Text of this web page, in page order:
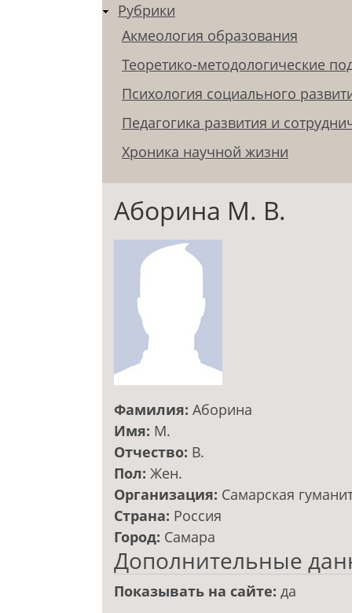
Рубрики
Акмеология образования
Теоретико-методологические
Психология социального
Педагогика развития и
Хроника научной жизни
Аборина М. В.
Фамилия: Аборина
Имя: М.
Отчество: В.
Пол: Жен.
Организация: Самарская
Страна: Россия
Город: Самара
Дополнительные
Показывать на сайте: да